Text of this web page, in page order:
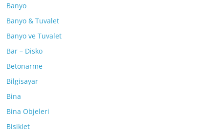
Banyo
Banyo & Tuvalet
Banyo ve Tuvalet
Bar – Disko
Betonarme
Bilgisayar
Bina
Bina Objeleri
Bisiklet